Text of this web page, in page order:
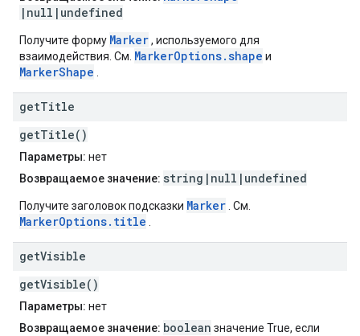
|null|undefined
Получите форму Marker, используемого для
взаимодействия. См. MarkerOptions.shape и
MarkerShape
getTitle
getTitle()
Параметры: нет
Возвращаемое значение: string|null|undefined
Получите заголовок подсказки Marker . См.
MarkerOptions.title
getVisible
getVisible()
Параметры: нет
Возвращаемое значение: boolean значение True, если